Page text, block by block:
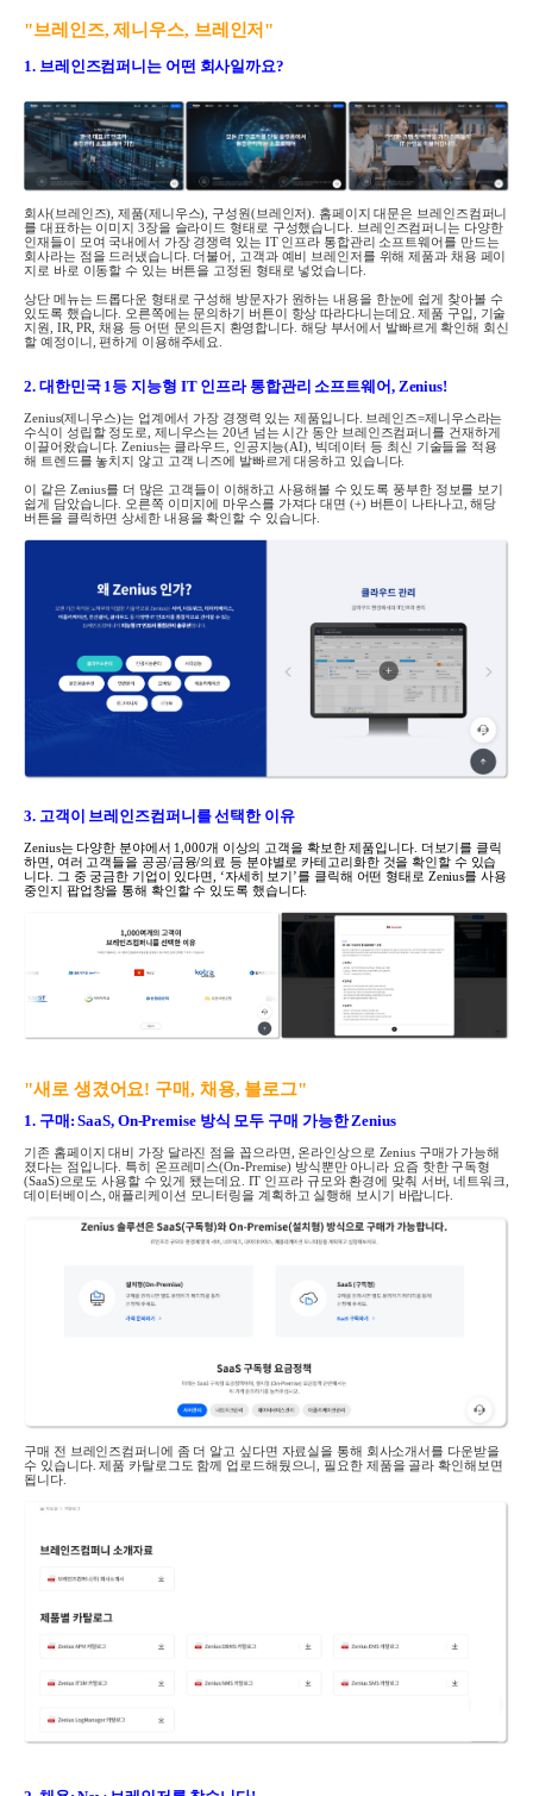
"브레인즈, 제니우스, 브레인저"
1. 브레인즈컴퍼니는 어떤 회사일까요?
회사(브레인즈),제품(제니우스), 구성원(브레인저). 홈페이지 대문은 브레인즈컴퍼니
를 대표하는 이미지3장을슬라이드 형태로 구성했습니다
브레인즈컴퍼니는 다양한
인재들이 모여 국내에서 가장 경쟁력 있는 IT 인프라 통합관리 소프트웨어를 만드는
회사라는 점을 드러냈습니다. 더불어
고객과 예비 브레인저를 위해 제품과 채용 페이
지로 바로 이동할 수 있는 버튼을 고정된 형태로 넣었습니다.
상단 메뉴는 드롭다운 형태로 구성해 방문자가 원하는 내용을 한눈에 쉽게 찾아볼 수
있도록 했습니다 오른쪽에는 문의하기 버튼이 항상 따라다니는데요 .제품 구입
기술
지원 , IR, PR, 채용 등 어떤 문의든지 환영합니다 해당 부서에서 발빠르게 확인해 회신
할 예정이니 ,편하게 이용해주세요
2. 대한민국 1 등 지능형 IT 인프라 통합관리 소프트웨어 , Zenius!
Zenius(제니우스)는 업계에서 가장 경쟁력 있는 제품입니다. 브레인즈=제니우스라는
수식이 성립할 정도로
제니우스는 20년 넘는 시간 동안 브레인즈컴퍼니를 건재하게
이끌어왔습니다. Zenius는 클라우드 인공지능(AI), 빅데이터 등 최신 기술들을 적용
해 트렌드를 놓치지 않고 고객 니즈에 발빠르게 대응하고 있습니다.
이 같은 Zenius를 더 많은 고객들이 이해하고 사용해볼 수 있도록 풍부한 정보를 보기
쉽게 담았습니다 오른쪽 이미지에 마우스를 가져다 대면 (+) 버튼이 나타나고 ,해당
버튼을 클릭하면 상세한 내용을 확인할 수 있습니다
3. 고객이 브레인즈컴퍼니를 선택한 이유
Zenius는 다양한 분야에서 1,000개 이상의 고객을 확보한 제품입니다. 더보기를 클릭
하면
여러 고객들을 공공/금융/의료 등 분야별로 카테고리화한 것을 확인할 수 있습
니다. 그 중 궁금한 기업이 있다면 , ‘자세히 보기’를 클릭해 어떤 형태로 Zenius를 사용
중인지 팝업창을 통해 확인할 수 있도록 했습니다.
"새로 생겼어요! 구매, 채용, 블로그"
1. 구매 : SaaS, On-Premise 방식 모두 구매 가능한Zenius
기존 홈페이지 대비 가장 달라진 점을 꼽으라면 온라인상으로 Zenius 구매가 가능해
졌다는 점입니다 특히 온프레미스(On-Premise) 방식뿐만 아니라 요즘 핫한 구독형
(SaaS)으로도 사용할 수 있게 됐는데요 . IT 인프라 규모와 환경에 맞춰 서버 ,네트워크
데이터베이스 ,애플리케이션 모니터링을 계획하고 실행해 보시기 바랍니다
구매 전 브레인즈컴퍼니에 좀 더 알고 싶다면 자료실을 통해 회사소개서를 다운받을
수 있습니다.제품 카탈로그도 함께 업로드해뒀으니
필요한 제품을 골라 확인해보면
됩니다.